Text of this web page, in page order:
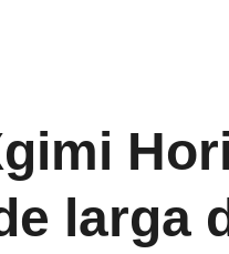
larga